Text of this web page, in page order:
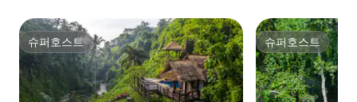
슈퍼호스트
슈퍼호스트 슈퍼호스트
슈퍼호스트